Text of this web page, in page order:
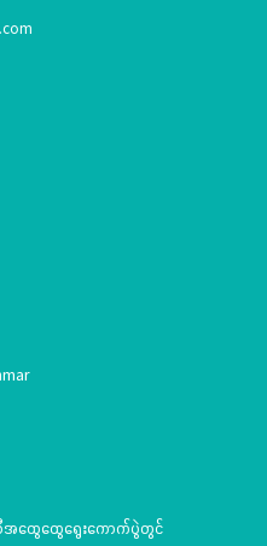
အထွေထွေရွေးကောက်ပွဲတွင်